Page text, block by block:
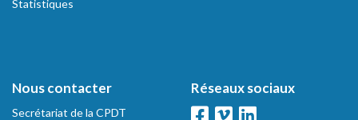
Statistiques
Nous contacter
Secrétariat de la CPDT
Réseaux sociaux